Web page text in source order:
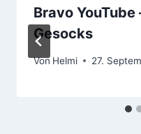
Bravo
Gesocks
Von Helmi 27.